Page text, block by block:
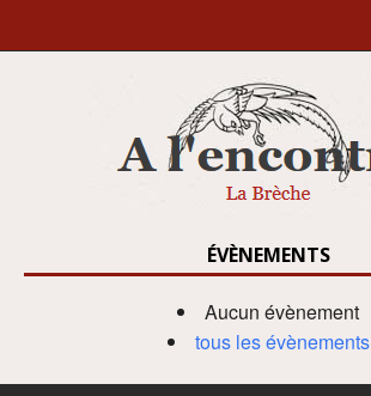
ÉVÈNEMENTS
Aucun évènement
tous les évènements